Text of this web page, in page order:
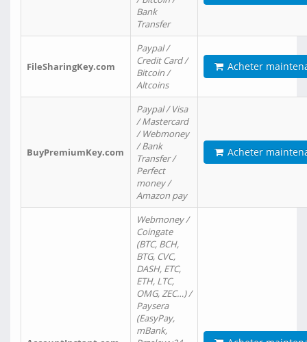
Bank
Transfer
FileSharingKey.com
Paypal /
Credit Card /
Bitcoin /
Altcoins
Acheter
BuyPremiumKey.com
Paypal / Visa
/ Mastercard
/ Webmoney
/ Bank
Transfer /
Perfect
money /
Amazon pay
Acheter
Webmoney /
Coingate
(BTC, BCH,
BTG, CVC,
DASH, ETC,
ETH, LTC,
OMG, ZEC…) /
Paysera
(EasyPay,
mBank,